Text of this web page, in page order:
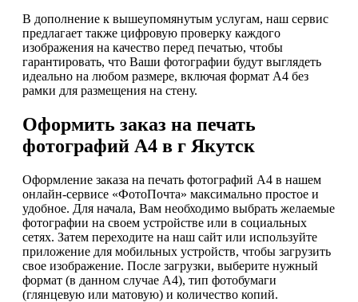
В дополнение к вышеупомянутым услугам, наш сервис
предлагает также цифровую проверку каждого
изображения на качество перед печатью, чтобы
гарантировать, что Ваши фотографии будут выглядеть
идеально на любом размере, включая формат А4 без
рамки для размещения на стену.
Оформить заказ на печать
фотографий А4 в г Якутск
Оформление заказа на печать фотографий А4 в нашем
онлайн-сервисе «ФотоПочта» максимально простое и
удобное. Для начала, Вам необходимо выбрать желаемые
фотографии на своем устройстве или в социальных
сетях. Затем переходите на наш сайт или используйте
приложение для мобильных устройств, чтобы загрузить
свое изображение. После загрузки, выберите нужный
формат (в данном случае А4), тип фотобумаги
(глянцевую или матовую) и количество копий.